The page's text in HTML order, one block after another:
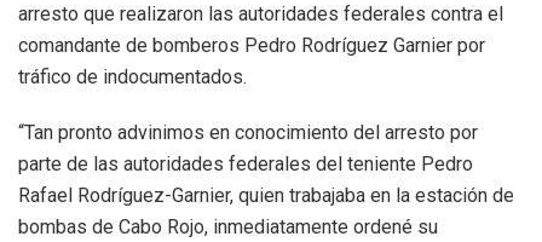
arresto que realizaron las autoridades federales contra el
comandante de bomberos Pedro Rodríguez Garnier por
tráfico de indocumentados.
“Tan pronto advinimos en conocimiento del arresto por
parte de las autoridades federales del teniente Pedro
Rafael Rodríguez-Garnier, quien trabajaba en la estación de
bombas de Cabo Rojo, inmediatamente ordené su